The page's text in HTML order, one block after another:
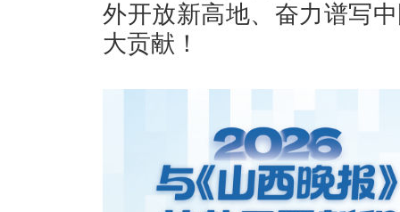
外开放新高地、奋力谱写
大贡献！